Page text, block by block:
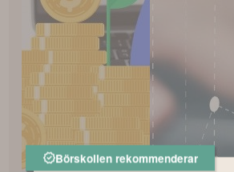
Börskollen rekommenderar